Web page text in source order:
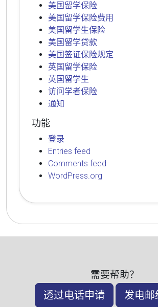
美国留学保险
美国留学保险费用
美国留学生保险
美国留学贷款
美国签证保险规定
英国留学保险
英国留学生
访问学者保险
通知
功能
登录
Entries feed
Comments feed
WordPress.org
需要帮助？
透过电话申请 发电邮